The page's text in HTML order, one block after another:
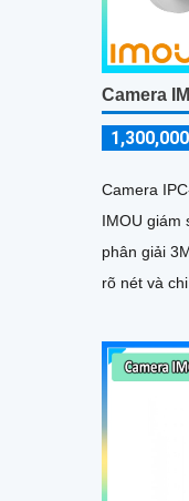
Camera
Camera
IMOU giám
phân giải
rõ nét và